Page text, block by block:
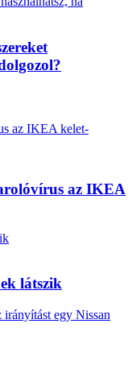
az IKEA
látszik